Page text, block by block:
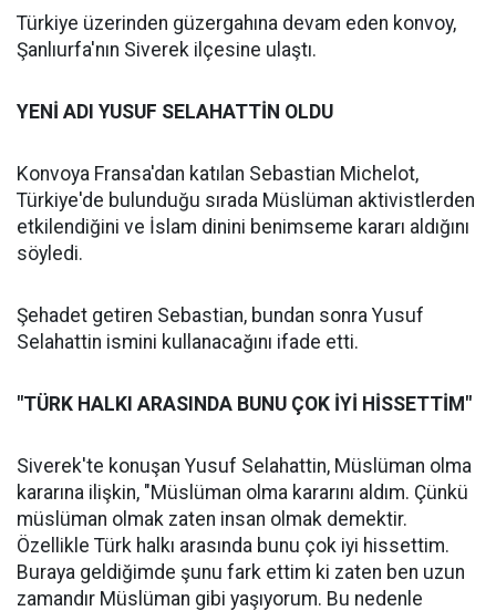
Türkiye üzerinden güzergahına devam eden konvoy,
Şanlıurfa'nın Siverek ilçesine ulaştı.
YENİ ADI YUSUF SELAHATTİN OLDU
Konvoya Fransa'dan katılan Sebastian Michelot,
Türkiye'de bulunduğu sırada Müslüman aktivistlerden
etkilendiğini ve İslam dinini benimseme kararı aldığını
söyledi.
Şehadet getiren Sebastian, bundan sonra Yusuf
Selahattin ismini kullanacağını ifade etti.
"TÜRK HALKI ARASINDA BUNU ÇOK İYİ HİSSETTİM"
Siverek'te konuşan Yusuf Selahattin, Müslüman olma
kararına ilişkin, "Müslüman olma kararını aldım. Çünkü
müslüman olmak zaten insan olmak demektir.
Özellikle Türk halkı arasında bunu çok iyi hissettim.
Buraya geldiğimde şunu fark ettim ki zaten ben uzun
zamandır Müslüman gibi yaşıyorum. Bu nedenle